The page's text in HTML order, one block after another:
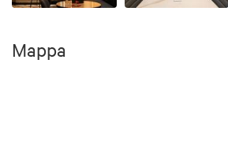
Mappa